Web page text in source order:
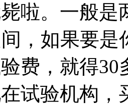
啦。一般是
，如果要
费，就得
试验机构，